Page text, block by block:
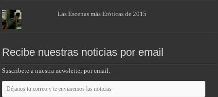
Las Escenas más Eróticas de 2015
Recibe nuestras noticias por email
Suscribete a nuestra newsletter por email.
Déjanos
tu